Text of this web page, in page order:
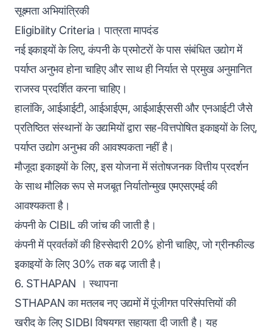
सूक्ष्मता अभियांत्रिकी
Eligibility Criteria। पात्रता मापदंड
नई इकाइयों के लिए, कंपनी के प्रमोटरों के पास संबंधित उद्योग में
पर्याप्त अनुभव होना चाहिए और साथ ही निर्यात से प्रमुख अनुमानित
राजस्व प्रदर्शित करना चाहिए।
हालांकि, आईआईटी, आईआईएम, आईआईएससी और एनआईटी जैसे
प्रतिष्ठित संस्थानों के उद्यमियों द्वारा सह-वित्तपोषित इकाइयों के लिए,
पर्याप्त उद्योग अनुभव की आवश्यकता नहीं है।
मौजूदा इकाइयों के लिए, इस योजना में संतोषजनक वित्तीय प्रदर्शन
के साथ मौलिक रूप से मजबूत निर्यातोन्मुख एमएसएमई की
आवश्यकता है।
कंपनी के CIBIL की जांच की जाती है।
कंपनी में प्रवर्तकों की हिस्सेदारी 20% होनी चाहिए, जो ग्रीनफील्ड
इकाइयों के लिए 30% तक बढ़ जाती है।
6. STHAPAN । स्थापना
STHAPAN का मतलब नए उद्यमों में पूंजीगत परिसंपत्तियों की
खरीद के लिए SIDBI विषयगत सहायता दी जाती है। यह